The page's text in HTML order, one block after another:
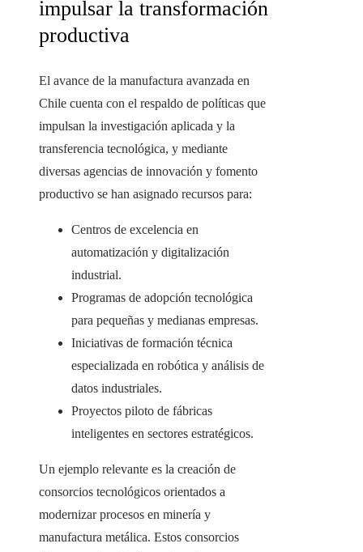
impulsar la transformación
productiva
El avance de la manufactura avanzada en
Chile cuenta con el respaldo de políticas que
impulsan la investigación aplicada y la
transferencia tecnológica, y mediante
diversas agencias de innovación y fomento
productivo se han asignado recursos para:
Centros de excelencia en
automatización y digitalización
industrial.
Programas de adopción tecnológica
para pequeñas y medianas empresas.
Iniciativas de formación técnica
especializada en robótica y análisis de
datos industriales.
Proyectos piloto de fábricas
inteligentes en sectores estratégicos.
Un ejemplo relevante es la creación de
consorcios tecnológicos orientados a
modernizar procesos en minería y
manufactura metálica. Estos consorcios